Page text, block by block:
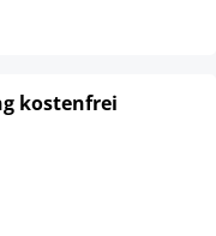
kostenfrei